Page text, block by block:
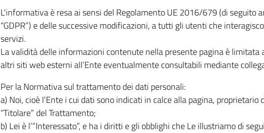
L'informativa è resa ai sensi del Regolamento UE 2016/679 (di seguito
“GDPR”) e delle successive modificazioni, a tutti gli utenti che
servizi.
La validità delle informazioni contenute nella presente pagina è limitata
altri siti web esterni all’Ente eventualmente consultabili mediante
Per la Normativa sul trattamento dei dati personali:
a) Noi, cioè l’Ente i cui dati sono indicati in calce alla pagina, proprietario
“Titolare” del Trattamento;
b) Lei è l’”Interessato”, e ha i diritti e gli obblighi che Le illustriamo di